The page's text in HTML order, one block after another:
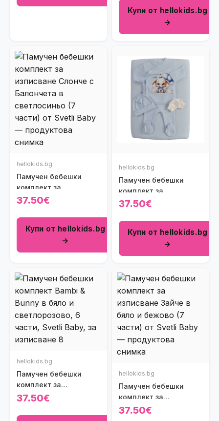
Купи от hellokids.bg
→
hellokids.bg
Памучен бебешки
комплект за
изписване Слонче с
светлосиньо (7 части)
37.50€
Купи от hellokids.bg
→
hellokids.bg
Памучен бебешки
комплект за
изписване Слонче с
(7 части)
37.50€
Купи от hellokids.bg
→
hellokids.bg
Памучен бебешки
комплект за
изписване Bambi &
37.50€
hellokids.bg
Памучен бебешки
комплект за
изписване Зайче в
37.50€